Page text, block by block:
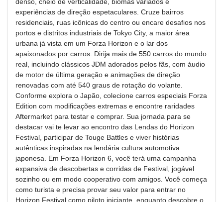
denso, cheio de verticalidade, biomas variados e
experiências de direção espetaculares. Cruze bairros
residenciais, ruas icônicas do centro ou encare desafios nos
portos e distritos industriais de Tokyo City, a maior área
urbana já vista em um Forza Horizon e o lar dos
apaixonados por carros. Dirija mais de 550 carros do mundo
real, incluindo clássicos JDM adorados pelos fãs, com áudio
de motor de última geração e animações de direção
renovadas com até 540 graus de rotação do volante.
Conforme explora o Japão, colecione carros especiais Forza
Edition com modificações extremas e encontre raridades
Aftermarket para testar e comprar. Sua jornada para se
destacar vai te levar ao encontro das Lendas do Horizon
Festival, participar de Touge Battles e viver histórias
autênticas inspiradas na lendária cultura automotiva
japonesa. Em Forza Horizon 6, você terá uma campanha
expansiva de descobertas e corridas de Festival, jogável
sozinho ou em modo cooperativo com amigos. Você começa
como turista e precisa provar seu valor para entrar no
Horizon Festival como piloto iniciante, enquanto descobre o